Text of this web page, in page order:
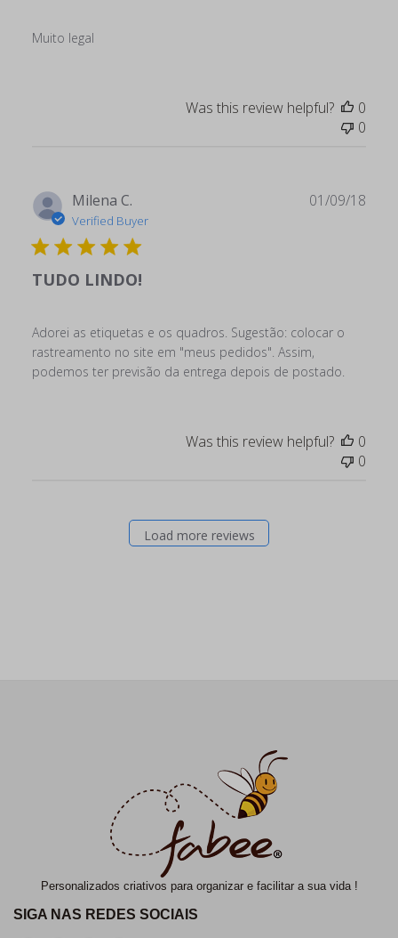
Muito legal
Was this review helpful?
0
0
Milena C.
Verified Buyer
TUDO LINDO!
Adorei as etiquetas e os quadros. Sugestão: colocar o
rastreamento no site em "meus pedidos". Assim,
podemos ter previsão da entrega depois de postado.
01/09/18
Was this review helpful?
0
0
Load more reviews
Personalizados criativos para organizar e facilitar a sua vida !
SIGA NAS REDES SOCIAIS